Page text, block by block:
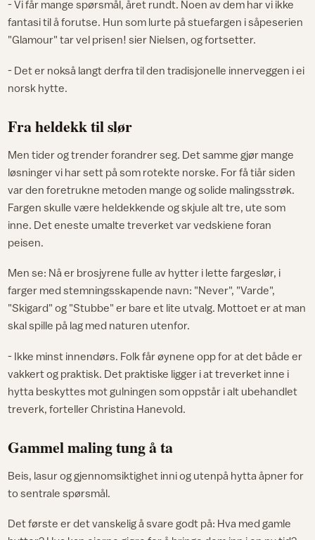
- Vi får mange spørsmål, året rundt. Noen av dem har vi ikke
fantasi til å forutse. Hun som lurte på stuefargen i såpeserien
"Glamour" tar vel prisen! sier Nielsen, og fortsetter.
- Det er nokså langt derfra til den tradisjonelle innerveggen i ei
norsk hytte.
Fra heldekk til slør
Men tider og trender forandrer seg. Det samme gjør mange
løsninger vi har sett på som rotekte norske. For få tiår siden
var den foretrukne metoden mange og solide malingsstrøk.
Fargen skulle være heldekkende og skjule alt tre, ute som
inne. Det eneste umalte treverket var vedskiene foran
peisen.
Men se: Nå er brosjyrene fulle av hytter i lette fargeslør, i
farger med stemningsskapende navn: "Never", "Varde",
"Skigard" og "Stubbe" er bare et lite utvalg. Mottoet er at man
skal spille på lag med naturen utenfor.
- Ikke minst innendørs. Folk får øynene opp for at det både er
vakkert og praktisk. Det praktiske ligger i at treverket inne i
hytta beskyttes mot gulningen som oppstår i alt ubehandlet
treverk, forteller Christina Hanevold.
Gammel maling tung å ta
Beis, lasur og gjennomsiktighet inni og utenpå hytta åpner for
to sentrale spørsmål.
Det første er det vanskelig å svare godt på: Hva med gamle